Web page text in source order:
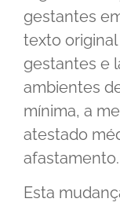
gestantes
texto
gestantes e
ambientes
mínima, a
atestado
afastamento.
Esta